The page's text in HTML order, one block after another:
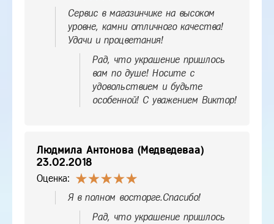
Сервис в магазинчике на высоком
уровне, камни отличного качества!
Удачи и процветания!
Рад, что украшение пришлось
вам по душе! Носите с
удовольствием и будьте
особенной! С уважением Виктор!
Людмила Антонова (Медведеваа)
23.02.2018
Оценка:
Я в полном восторге.Спасибо!
Рад, что украшение пришлось